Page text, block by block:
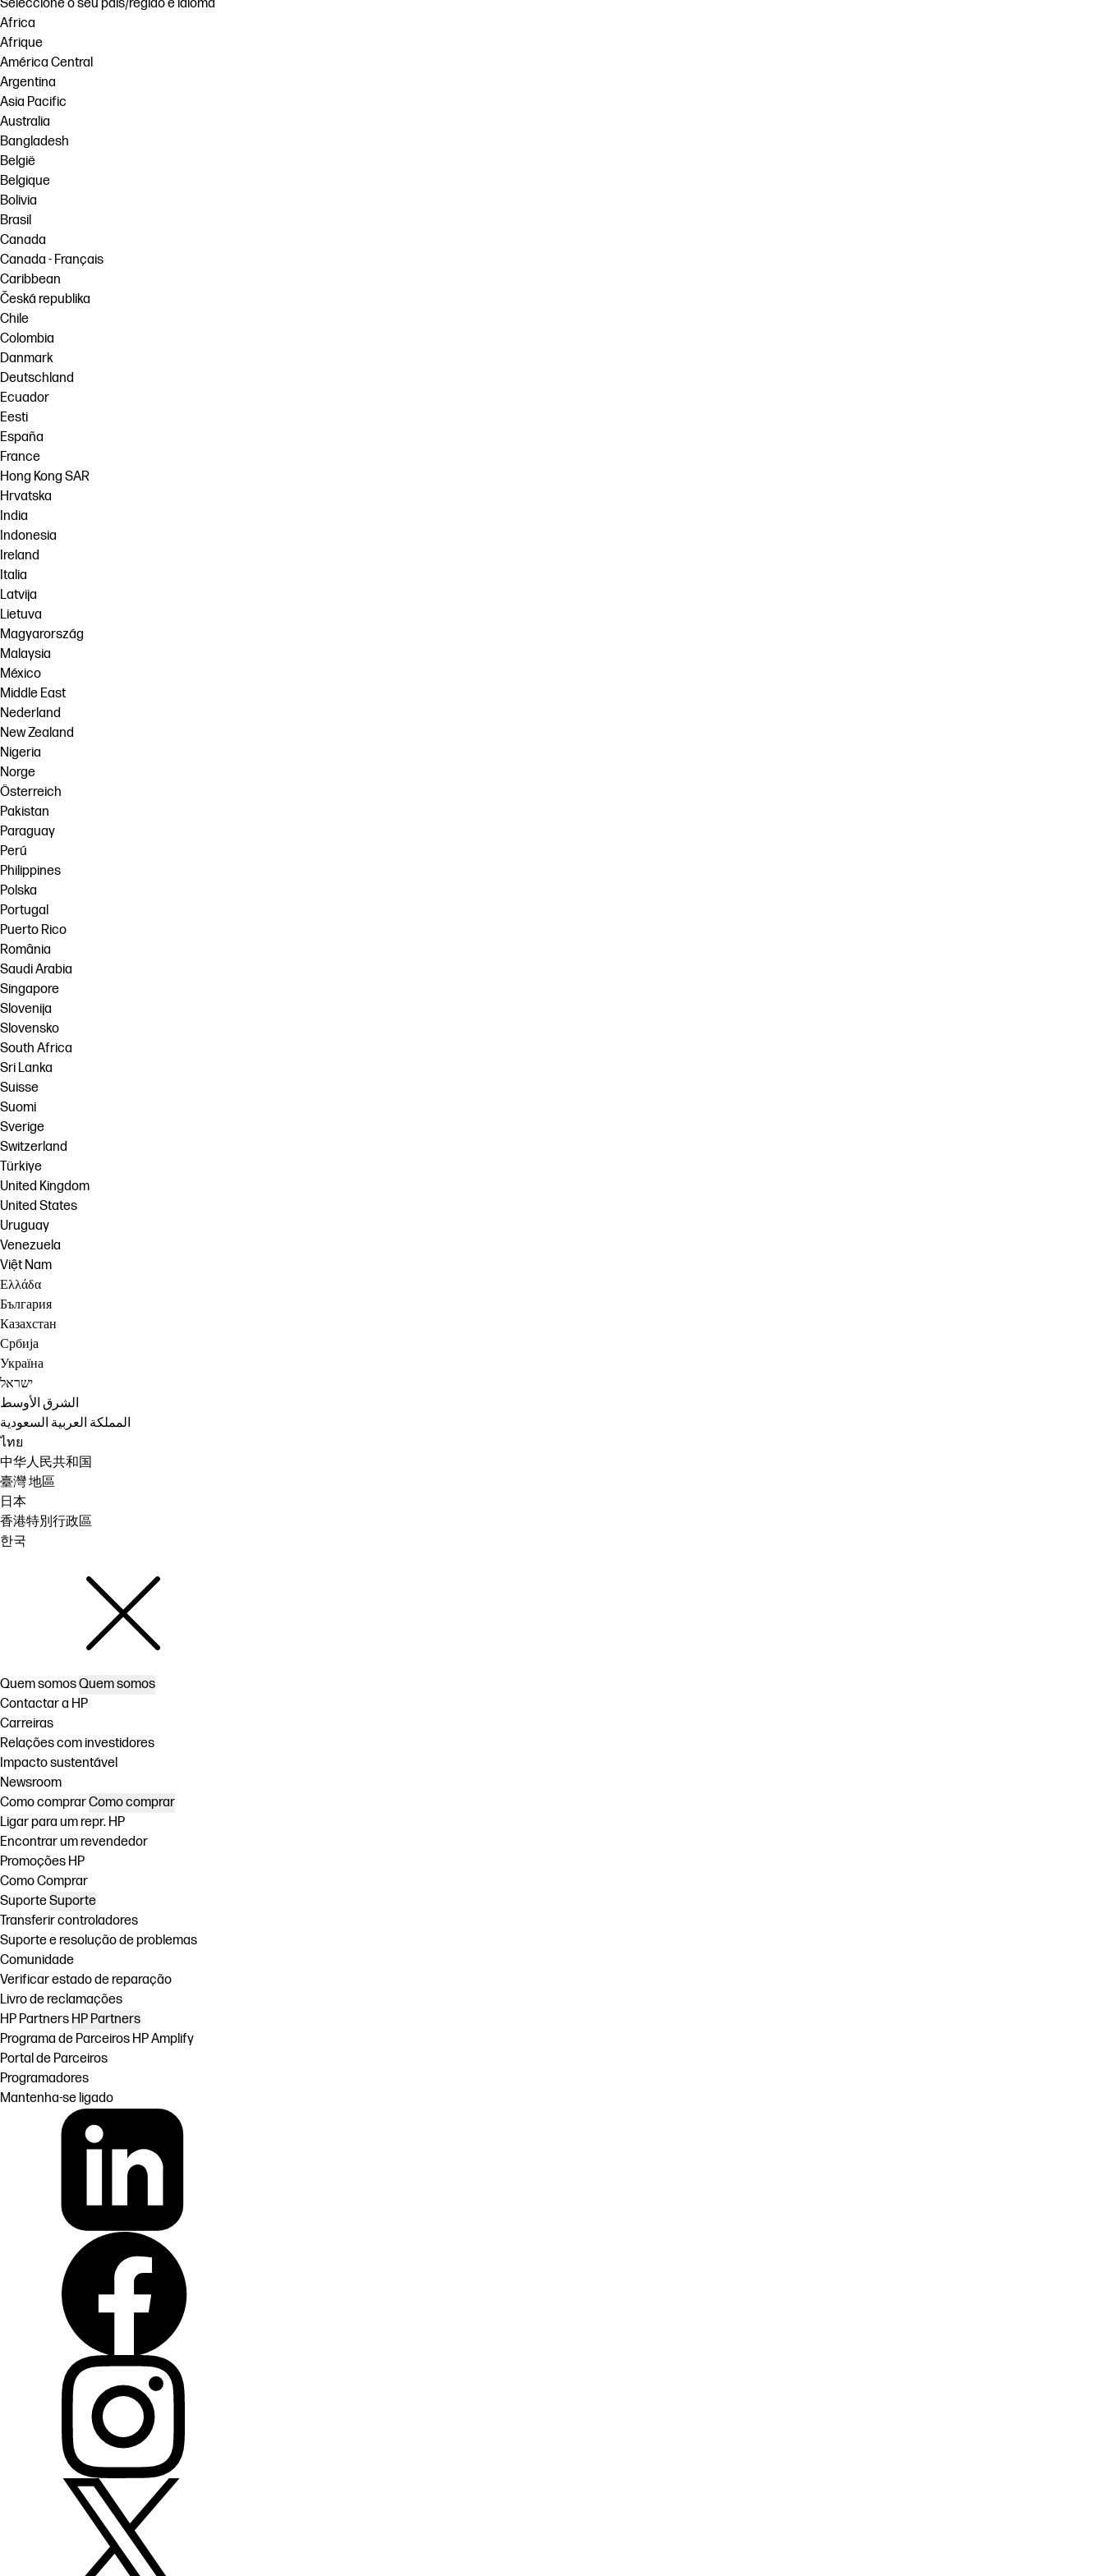
Seleccione o seu país/região e idioma
Africa
Afrique
América Central
Argentina
Asia Pacific
Australia
Bangladesh
België
Belgique
Bolivia
Brasil
Canada
Canada - Français
Caribbean
Česká republika
Chile
Colombia
Danmark
Deutschland
Ecuador
Eesti
España
France
Hong Kong SAR
Hrvatska
India
Indonesia
Ireland
Italia
Latvija
Lietuva
Magyarország
Malaysia
México
Middle East
Nederland
New Zealand
Nigeria
Norge
Österreich
Pakistan
Paraguay
Perú
Philippines
Polska
Portugal
Puerto Rico
România
Saudi Arabia
Singapore
Slovenija
Slovensko
South Africa
Sri Lanka
Suisse
Suomi
Sverige
Switzerland
Türkiye
United Kingdom
United States
Uruguay
Venezuela
Việt Nam
Ελλάδα
България
Казахстан
Србија
Україна
ישראל
الشرق الأوسط
المملكة العربية السعودية
ไทย
中华人民共和国
臺灣 地區
日本
香港特別行政區
한국
Quem somosQuem somos
Contactar a HP
Carreiras
Relações com investidores
Impacto sustentável
Newsroom
Como comprarComo comprar
Ligar para um repr. HP
Encontrar um revendedor
Promoções HP
Como Comprar
SuporteSuporte
Transferir controladores
Suporte e resolução de problemas
Comunidade
Verificar estado de reparação
Livro de reclamações
HP Partners HP Partners
Programa de Parceiros HP Amplify
Portal de Parceiros
Programadores
Mantenha-se ligado